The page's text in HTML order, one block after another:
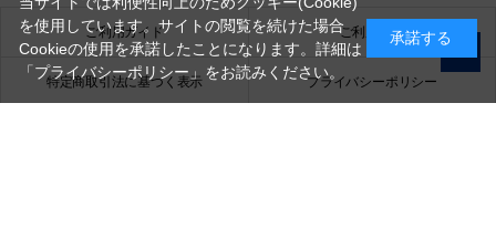
ご利用ガイド ご利用規約
特定商取引法に基づく表示 プライバシーポリシー
を使用しています。サイトの閲覧を続けた場合
Cookieの使用を承諾したことになります。詳細は
「プライバシーポリシー」 をお読みください。
承諾する